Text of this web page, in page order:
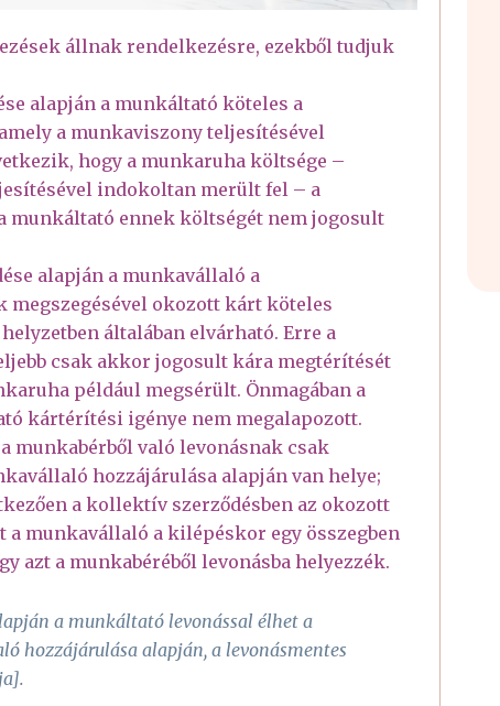
állnak rendelkezésre, ezekből tudjuk
alapján a munkáltató köteles a
a munkaviszony teljesítésével
hogy a munkaruha költsége –
indokoltan merült fel – a
ennek költségét nem jogosult
alapján a munkavállaló a
megszegésével okozott kárt köteles
általában elvárható. Erre a
csak akkor jogosult kára megtérítését
például megsérült. Önmagában a
kártérítési igénye nem megalapozott.
munkabérből való levonásnak csak
hozzájárulása alapján van helye;
a kollektív szerződésben az okozott
munkavállaló a kilépéskor egy összegben
azt a munkabéréből levonásba helyezzék.
a munkáltató levonással élhet a
hozzájárulása alapján, a levonásmentes